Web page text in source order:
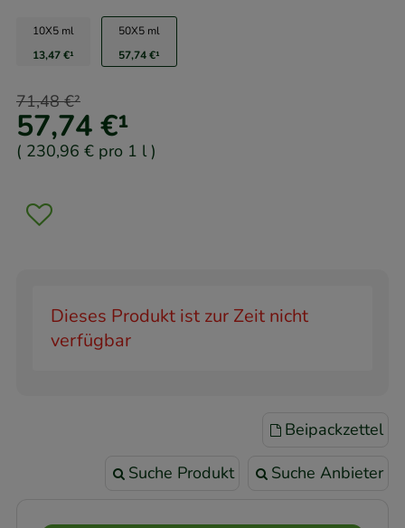
10X5 ml
13,47 €¹
50X5 ml
57,74 €¹
57,74 €¹
71,48 €²
( 230,96 € pro 1 l )
Dieses Produkt ist zur Zeit nicht
verfügbar
Beipackzettel
Suche Produkt Suche Anbieter